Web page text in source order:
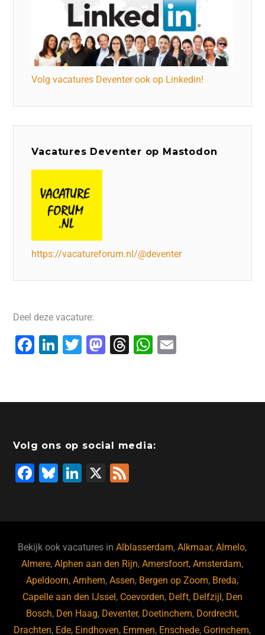
Volg vacatures Deventer ook op Linkedin!
Vacatures Deventer op Mastodon
https://vacatureforum.nl/@deventer
Deel deze vacature:
F
e
o
o
k
Li
e
n
T
er
M
o
o
n
T
a
s
W
s
p
l
Volg ons op social media:
F
b
o
o
k
Bl
ky
Li
dI
n
X
Bekijk ook vacatures inAlblasserdam,Alkmaar,Almelo,
Almere,Alphen aan den Rijn,Amersfoort,Amsterdam,
Apeldoorn,Arnhem,Assen, Bergen op Zoom, Breda,
Capelle aan den IJssel, Coevorden, Delft, Delfzijl, Den
Bosch, Den Haag, Deventer, Doetinchem, Dordrecht,
Drachten, Ede, Eindhoven, Emmen, Enschede, Gorinchem,